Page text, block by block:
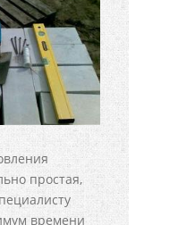
простая,
времени